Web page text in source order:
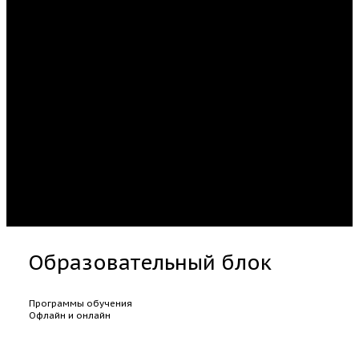
Образовательный блок
Программы обучения
Офлайн и онлайн